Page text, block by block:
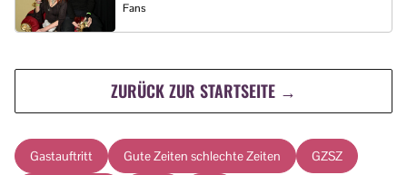
Fans
ZURÜCK ZUR STARTSEITE →
Gastauftritt Gute Zeiten schlechte Zeiten GZSZ